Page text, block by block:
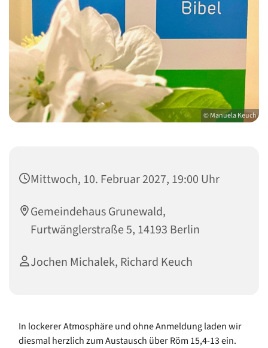
© Manuela Keuch
Mittwoch, 10. Februar 2027, 19:00 Uhr
Gemeindehaus Grunewald,
Furtwänglerstraße 5, 14193 Berlin
Jochen Michalek, Richard Keuch
In lockerer Atmosphäre und ohne Anmeldung laden wir
diesmal herzlich zum Austausch über Röm 15,4-13 ein.